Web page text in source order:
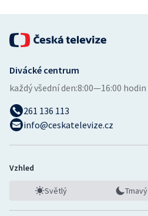
Divácké centrum
každý všední den:8:00—16:00 hodin
261 136 113
info@ceskatelevize.cz
Vzhled
Světlý Tmavý